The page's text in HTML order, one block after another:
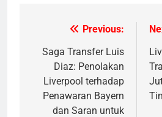
navigation
Previous:
Saga Transfer Luis
Diaz: Penolakan
Liverpool terhadap
Penawaran Bayern
dan Saran untuk